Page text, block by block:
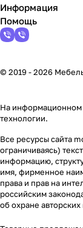
Информация
Помощь
© 2019 - 2026
На информационном
технологии.
Все ресурсы сайта
ограничиваясь)
информацию,
имя, фирменное
права и прав на
российским
об охране авторских